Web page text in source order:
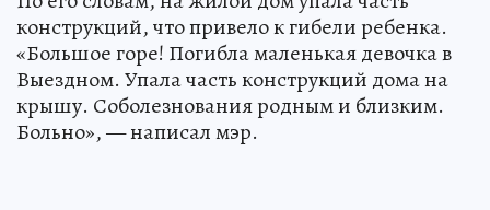
конструкций, что привело к гибели ребенка.
«Большое горе! Погибла маленькая девочка в
Выездном. Упала часть конструкций дома на
крышу. Соболезнования родным и близким.
Больно», — написал мэр.